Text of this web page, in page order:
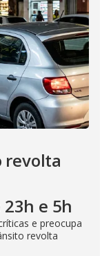
revolta
e 5h
e preocupa
revolta